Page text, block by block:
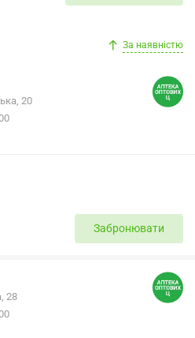
За наявністю
20
Забронювати
28